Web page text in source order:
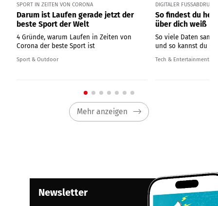
SPORT IN ZEITEN VON CORONA
Darum ist Laufen gerade jetzt der
beste Sport der Welt
4 Gründe, warum Laufen in Zeiten von
Corona der beste Sport ist
Sport & Outdoor
DIGITALER FUSSABDRUCK
So findest du
über dich weiß
So viele Daten
und so kannst du es
Tech & Entertainment
Mehr anzeigen
Newsletter